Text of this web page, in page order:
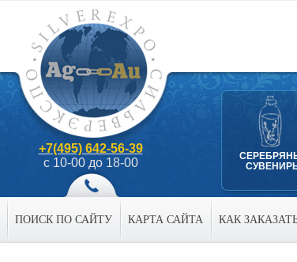
+7(495) 642-56-39
с 10-00 до 18-00
ПОИСК ПО САЙТУ КАРТА САЙТА КАК